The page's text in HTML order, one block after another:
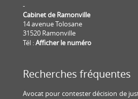
-
Cabinet de Ramonville
14 avenue Tolosane
31520 Ramonville
Tél :Afficher le numéro
Recherches fréquentes
Avocat pour contester décision de